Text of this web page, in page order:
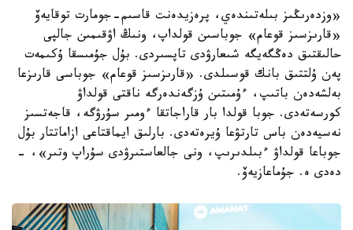
«وزدەرىڭىز بىلەتىندەي، پرەزيدەنت قاسىم-جومارت توقايەۆ
«قارىزسىز قوعام» جوباسىن قولداپ، ونىڭ اۋقىمىن جالپى
حالىقتىق دەڭگەيگە شىعارۋدى تاپسىردى. بۇل جۇمىسقا ۇكىمەت
پەن ۇلتتىق بانك قوسىلدى. «قارىزسىز قوعام» جوباسى قارىزعا
بەلشەدەن باتىپ، ءۇمىتىن ۇزگەندەرگە ناقتى قولداۋ
كورسەتەدى. جوبا قولدا بار قاراجاتقا ءومىر سۇرۋگە، قاجەتسىز
نەسيەدەن باس تارتۋعا ۇيرەتەدى. بارلىق ايماقتاعى ازاماتتار بۇل
جوباعا قولداۋ ءبىلدىرىپ، ونى جالعاستىرۋدى سۇراپ وتىر»، -
دەدى ە. جۇماعازيەۆ.